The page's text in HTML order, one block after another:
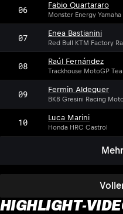
06 Fabio Quartararo
Monster Energy
07 Enea Bastianini
Red Bull KTM Factory
08 Raúl Fernández
Trackhouse MotoGP
09 Fermin Aldeguer
BK8 Gresini Racing
10 Luca Marini
Honda HRC Castrol
HIGHLIGHT-